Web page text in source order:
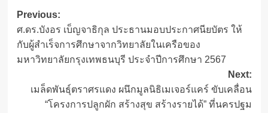
Post
navigation
Previous:
ศ.ดร.บังอร เบ็ญจาธิกุล ประธานมอบประกาศนียบัตร ให้
กับผู้สำเร็จการศึกษาจากวิทยาลัยในเครือของ
มหาวิทยาลัยกรุงเทพธนบุรี ประจำปีการศึกษา 2567
Next:
เมล็ดพันธุ์ตราศรแดง ผนึกมูลนิธิเมเจอร์แคร์ ขับเคลื่อน
“โครงการปลูกผัก สร้างสุข สร้างรายได้” ที่นครปฐม